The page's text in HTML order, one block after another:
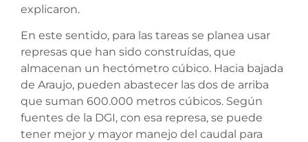
explicaron.
En este sentido, para las tareas se planea usar
represas que han sido construídas, que
almacenan un hectómetro cúbico. Hacia bajada
de Araujo, pueden abastecer las dos de arriba
que suman 600.000 metros cúbicos. Según
fuentes de la DGI, con esa represa, se puede
tener mejor y mayor manejo del caudal para